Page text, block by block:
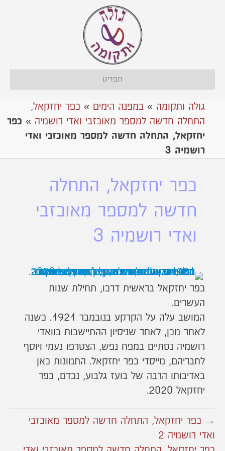
תפריט
גולה ותקומה » במפנה הימים » כפר יחזקאל,
התחלה חדשה למספר מאוכזבי ואדי רושמיה » כפר
יחזקאל, התחלה חדשה למספר מאוכזבי ואדי
רושמיה 3
כפר יחזקאל, התחלה
חדשה למספר מאוכזבי
ואדי רושמיה 3
כפר יחזקאל בראשית דרכו, תחילת שנות
העשרים.
המושב עלה על הקרקע בנובמבר 1921. כשנה
לאחר מכן, לאחר שניסיון ההתיישבות בוואדי
רושמיה נסתיים במפח נפש, הצטרפו נעמי ויוסף
לחבריהם, מייסדי כפר יחזקאל. התמונות כאן
באדיבותו הרבה של בועז גלבוע, נכדם, כפר
יחזקאל 2020.
→ כפר יחזקאל, התחלה חדשה למספר מאוכזבי
ואדי רושמיה 2